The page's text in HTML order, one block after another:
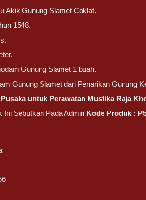
Akik Gunung Slamet Coklat.
1548.
Gunung Slamet 1 buah.
Gunung Slamet dari Penarikan Gunung
untuk Perawatan Mustika Raja
Ini Sebutkan Pada Admin Kode Produk :